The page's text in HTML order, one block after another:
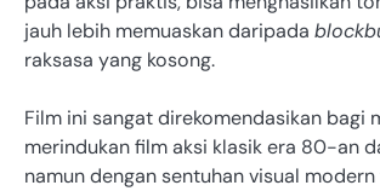
jauh lebih memuaskan daripada
raksasa yang kosong.
Film ini sangat direkomendasikan bagi
merindukan film aksi klasik era 80-an
namun dengan sentuhan visual